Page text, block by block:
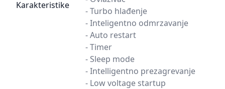
Karakteristike
- Turbo hlađenje
- Inteligentno odmrzavanje
- Auto restart
- Timer
- Sleep mode
- Intelligentno prezagrevanje
- Low voltage startup